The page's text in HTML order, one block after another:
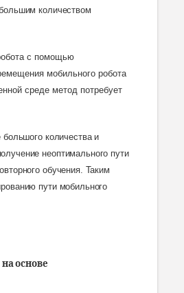
количеством
с помощью
мобильного робота
среде метод потребует
количества и
неоптимального пути
обучения. Таким
пути мобильного
основе